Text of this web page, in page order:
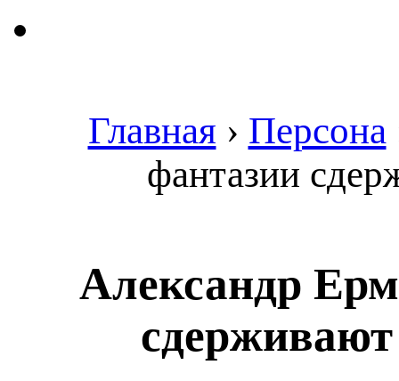
Главная › Персона
фантазии
Александр